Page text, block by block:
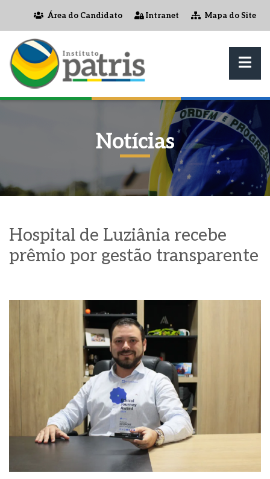
Área do Candidato Intranet Mapa do Site
Notícias
Hospital de Luziânia recebe
prêmio por gestão transparente